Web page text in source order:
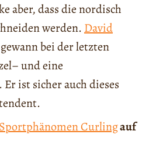
aber, dass die nordisch
werden. David
bei der letzten
und eine
ist sicher auch dieses
Sportphänomen Curlingauf